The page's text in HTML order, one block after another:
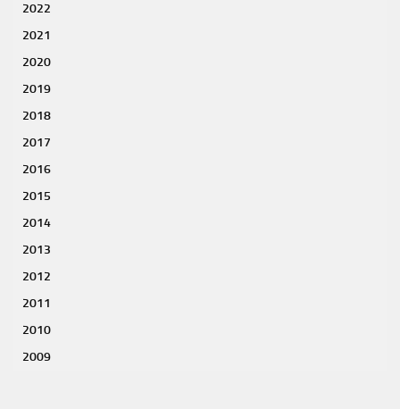
2022
2021
2020
2019
2018
2017
2016
2015
2014
2013
2012
2011
2010
2009